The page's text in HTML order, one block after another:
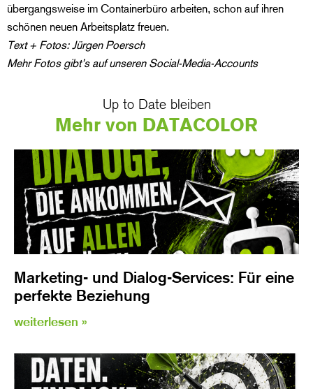
übergangsweise im Containerbüro arbeiten, schon auf ihren
schönen neuen Arbeitsplatz freuen.
Text + Fotos: Jürgen Poersch
Mehr Fotos gibt’s auf unseren Social-Media-Accounts
Up to Date bleiben
Mehr von DATACOLOR
Marketing- und Dialog-Services: Für eine
perfekte Beziehung
weiterlesen »